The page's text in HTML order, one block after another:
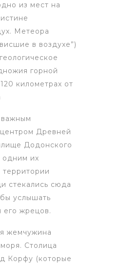
из мест на
Метеора
в воздухе”)
горной
километрах от
Древней
Додонского
одним их
стекались сюда
услышать
его жрецов.
жемчужина
Столица
Корфу (которые